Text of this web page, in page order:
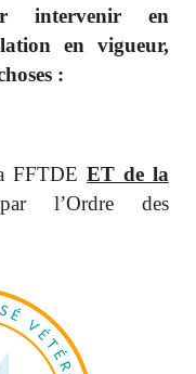
intervenir en
en vigueur,
:
FFTDE ET de la
par l’Ordre des